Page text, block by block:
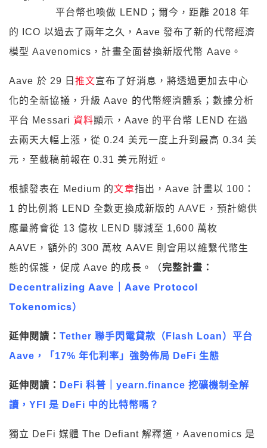
平台幣也喚做 LEND；爾今，距離 2018 年
的 ICO 以過去了兩年之久，Aave 發布了新的代幣經濟
模型 Aavenomics，計畫全面替換新版代幣 Aave。
Aave 於 29 日推文宣布了好消息，將透過更加去中心
化的全新協議，升級 Aave 的代幣經濟體系；數據分析
平台 Messari資料顯示，Aave 的平台幣 LEND 在過
去兩天大幅上漲，從 0.24 美元一度上升到最高 0.34 美
元，至截稿前報在 0.31 美元附近。
根據發表在 Medium 的文章指出，Aave 計畫以 100：
1 的比例將 LEND 全數更換成新版的 AAVE，預計總供
應量將會從 13 億枚 LEND 驟減至 1,600 萬枚
AAVE，額外的 300 萬枚 AAVE 則會用以維繫代幣生
態的保護，促成 Aave 的成長。（完整計畫：
Decentralizing Aave｜ Aave Protocol
Tokenomics）
延伸閱讀： Tether 聯手閃電貸款（Flash Loan）平台
Aave，「17% 年化利率」強勢佈局 DeFi 生態
延伸閱讀： DeFi 科普｜yearn.finance 挖礦機制全解
讀，YFI 是 DeFi 中的比特幣嗎？
獨立 DeFi 媒體 The Defiant 解釋道，Aavenomics 是